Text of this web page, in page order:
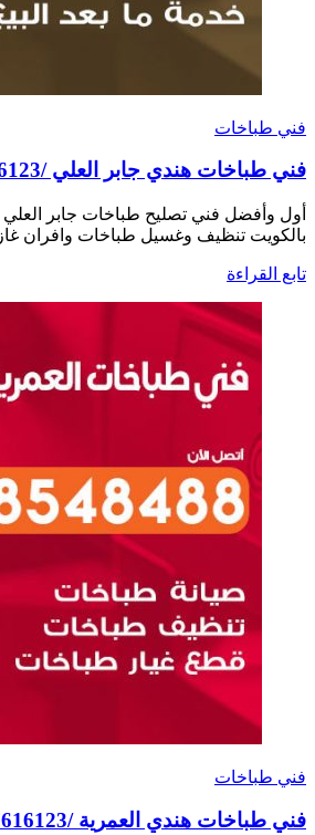
فني طباخات
فني طباخات هندي جابر العلي /67616123 / تصليح صيانة تنظيف أفران غاز طباخ جولة
أول وأفضل فني تصليح طباخات جابر
بالكويت تنظيف وغسيل طباخات وافران
تابع القراءة
فني طباخات
فني طباخات هندي العمرية /67616123 / تصليح صيانة تنظيف أفران غاز طباخ جولة